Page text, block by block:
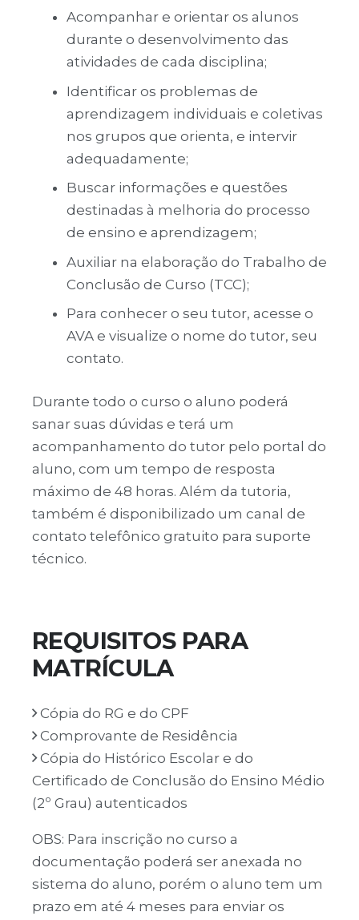
Acompanhar e orientar os alunos
durante o desenvolvimento das
atividades de cada disciplina;
Identificar os problemas de
aprendizagem individuais e coletivas
nos grupos que orienta, e intervir
adequadamente;
Buscar informações e questões
destinadas à melhoria do processo
de ensino e aprendizagem;
Auxiliar na elaboração do Trabalho de
Conclusão de Curso (TCC);
Para conhecer o seu tutor, acesse o
AVA e visualize o nome do tutor, seu
contato.
Durante todo o curso o aluno poderá
sanar suas dúvidas e terá um
acompanhamento do tutor pelo portal do
aluno, com um tempo de resposta
máximo de 48 horas. Além da tutoria,
também é disponibilizado um canal de
contato telefônico gratuito para suporte
técnico.
REQUISITOS PARA
MATRÍCULA
Cópia do RG e do CPF
Comprovante de Residência
Cópia do Histórico Escolar e do
Certificado de Conclusão do Ensino Médio
(2º Grau) autenticados
OBS: Para inscrição no curso a
documentação poderá ser anexada no
sistema do aluno, porém o aluno tem um
prazo em até 4 meses para enviar os